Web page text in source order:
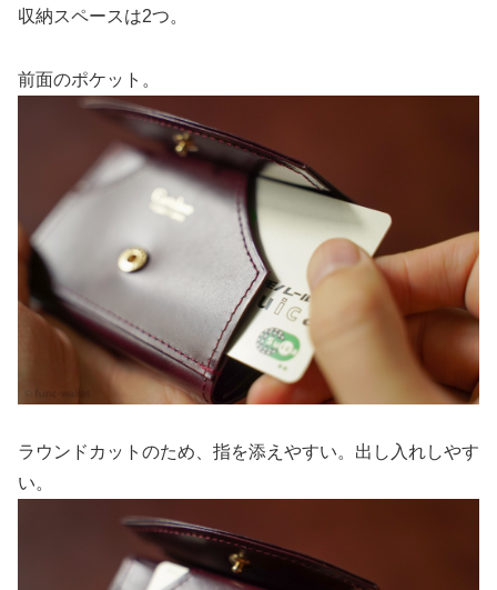
収納スペースは2つ。
前面のポケット。
ラウンドカットのため、指を添えやすい。出し入れしやす
い。